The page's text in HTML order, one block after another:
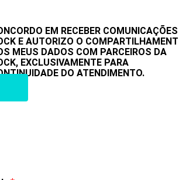
EM RECEBER
E AUTORIZO O
MEUS DADOS COM PARCEIROS DA
EXCLUSIVAMENTE PARA
DO ATENDIMENTO.